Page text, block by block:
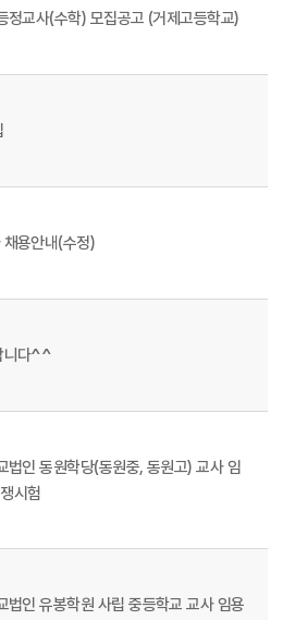
정교사(수학) 모집공고 (거제고등학교)
용안내(수정)
니다^^
법인 동원학당(동원중, 동원고) 교사 임
시험
인 유봉학원 사립 중등학교 교사 임용